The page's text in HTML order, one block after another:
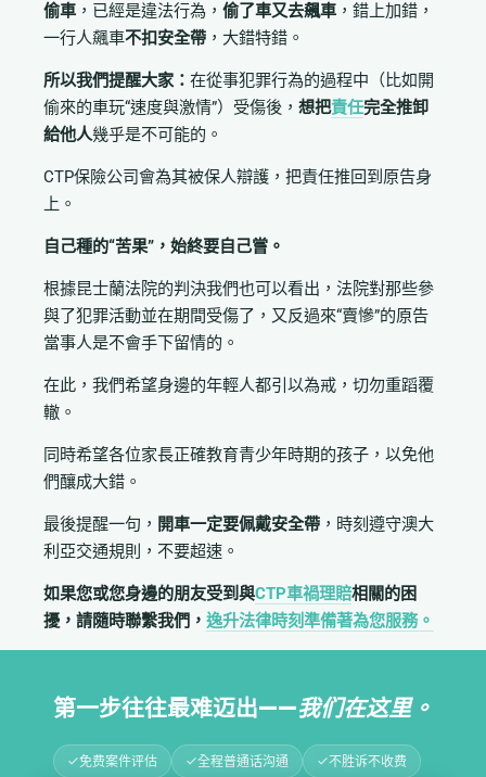
偷車 ，已經是違法行為， 偷了車又去飆車 ，錯上加錯，
一行人飆車不扣安全帶 ，大錯特錯。
所以我們提醒大家： 在從事犯罪行為的過程中（比如開
偷來的車玩“速度與激情”）受傷後， 想把責任完全推卸
給他人幾乎是不可能的。
CTP保險公司會為其被保人辯護，把責任推回到原告身
上。
自己種的“苦果”，始終要自己嘗。
根據昆士蘭法院的判決我們也可以看出，法院對那些參
與了犯罪活動並在期間受傷了，又反過來“賣慘”的原告
當事人是不會手下留情的。
在此，我們希望身邊的年輕人都引以為戒，切勿重蹈覆
轍。
同時希望各位家長正確教育青少年時期的孩子，以免他
們釀成大錯。
最後提醒一句， 開車一定要佩戴安全帶 ，時刻遵守澳大
利亞交通規則，不要超速。
如果您或您身邊的朋友受到與CTP車禍理賠相關的困
擾，請隨時聯繫我們， 逸升法律時刻準備著為您服務。
第一步往往最难迈出——我们在这里。
免费案件评估 全程普通话沟通 不胜诉不收费